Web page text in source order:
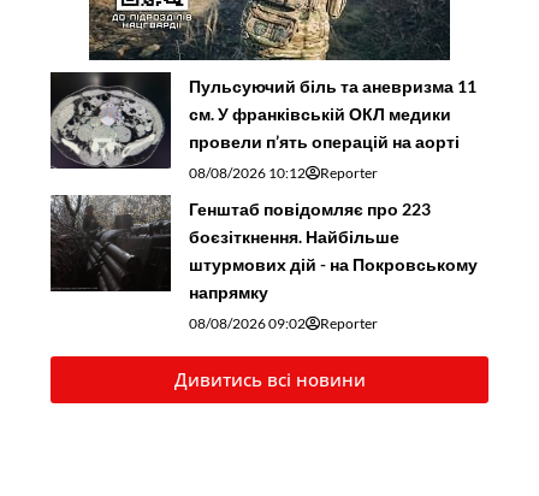
Пульсуючий біль та аневризма 11
см. У франківській ОКЛ медики
провели п’ять операцій на аорті
08/08/2026 10:12 Reporter
Генштаб повідомляє про 223
боєзіткнення. Найбільше
штурмових дій - на Покровському
напрямку
08/08/2026 09:02 Reporter
Дивитись всі новини